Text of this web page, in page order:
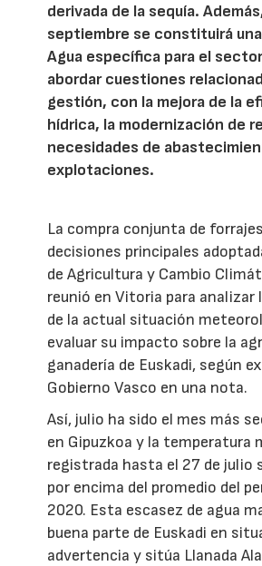
derivada de la sequía.
septiembre se constituirá
Agua específica para el
abordar cuestiones
gestión, con la mejora de la
hídrica, la modernización de
necesidades de
explotaciones.
La compra conjunta de
decisiones principales
de Agricultura y Cambio
reunió en Vitoria para analizar
de la actual situación
evaluar su impacto sobre la
ganadería de Euskadi, según
Gobierno Vasco en una nota.
Así, julio ha sido el mes más
en Gipuzkoa y la temperatura
registrada hasta el 27 de julio
por encima del promedio del
2020. Esta escasez de agua
buena parte de Euskadi en
advertencia y sitúa Llanada